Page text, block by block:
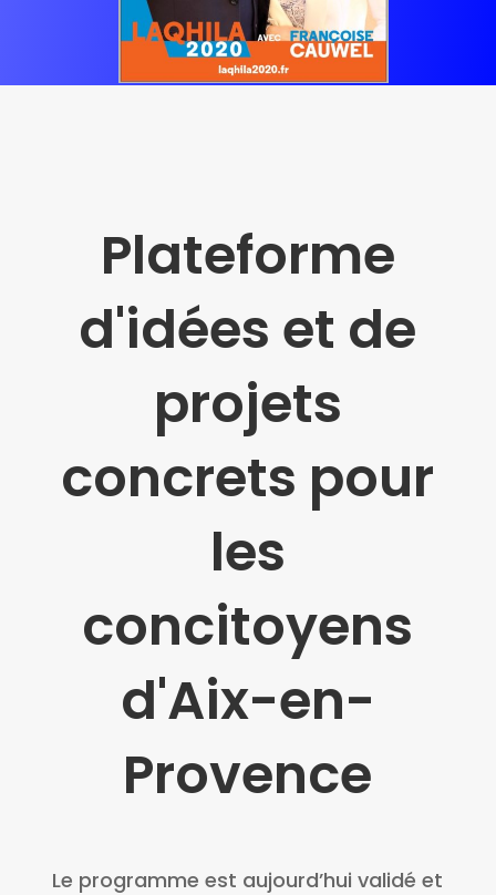
Plateforme
d'idées et de
projets
concrets pour
les
concitoyens
d'Aix-en-
Provence
Le programme est aujourd’hui validé et